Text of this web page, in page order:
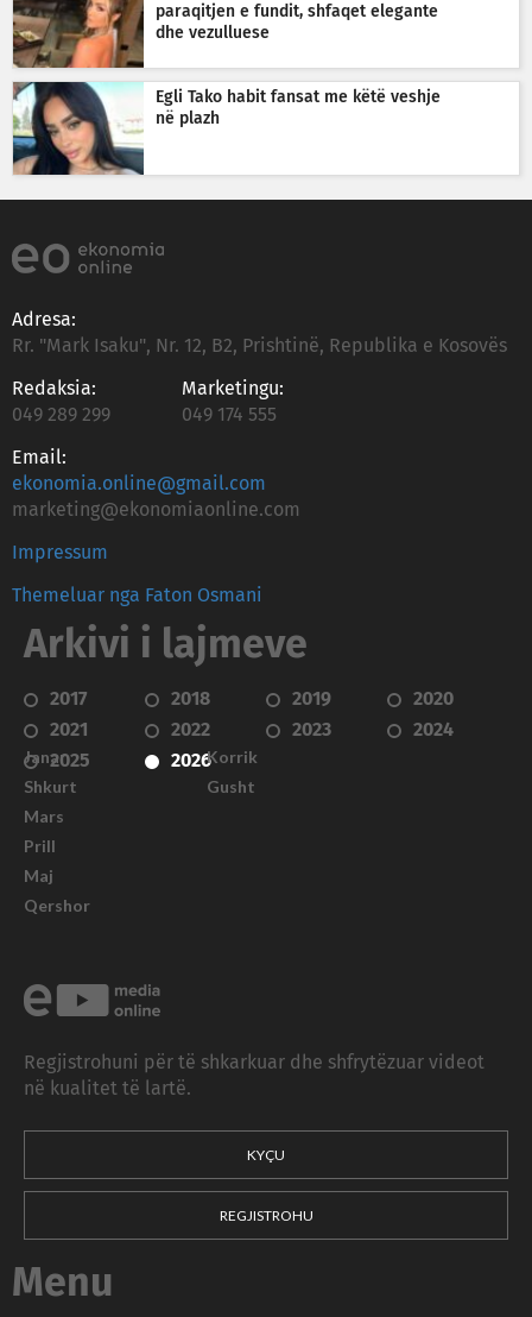
paraqitjen e fundit, shfaqet elegante
dhe vezulluese
Egli Tako habit fansat me këtë veshje
në plazh
Adresa:
Rr. "Mark Isaku", Nr. 12, B2, Prishtinë, Republika e Kosovës
Redaksia:
049 289 299
Marketingu:
049 174 555
Email:
ekonomia.online@gmail.com
marketing@ekonomiaonline.com
Impressum
Themeluar nga Faton Osmani
Arkivi i lajmeve
2017 2018 2019
2020
2021
2022 2023
2024
2025
2026
Janar
Shkurt
Mars
Prill
Maj
Qershor
Korrik
Gusht
Regjistrohuni për të shkarkuar dhe shfrytëzuar videot
në kualitet të lartë.
KYÇU
REGJISTROHU
Menu